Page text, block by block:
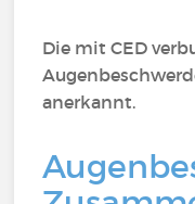
Die mit CED
anerkannt.